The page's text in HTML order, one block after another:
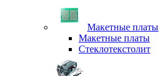
Макетные платы
Макетные платы
Стеклотекстолит